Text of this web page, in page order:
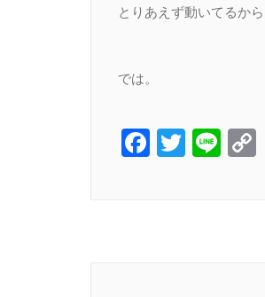
とりあえず動いてるか
では。
Facebook
Twitter
Line